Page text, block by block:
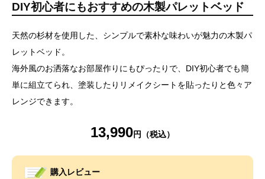
DIY初心者にもおすすめの木製パレットベッド
天然の杉材を使用した、シンプルで素朴な味わいが魅力の木製パ
レットベッド。
海外風のお洒落なお部屋作りにもぴったりで、DIY初心者でも簡
単に組立てられ、塗装したりリメイクシートを貼ったりと色々ア
レンジできます。
13,990
購入レビュー